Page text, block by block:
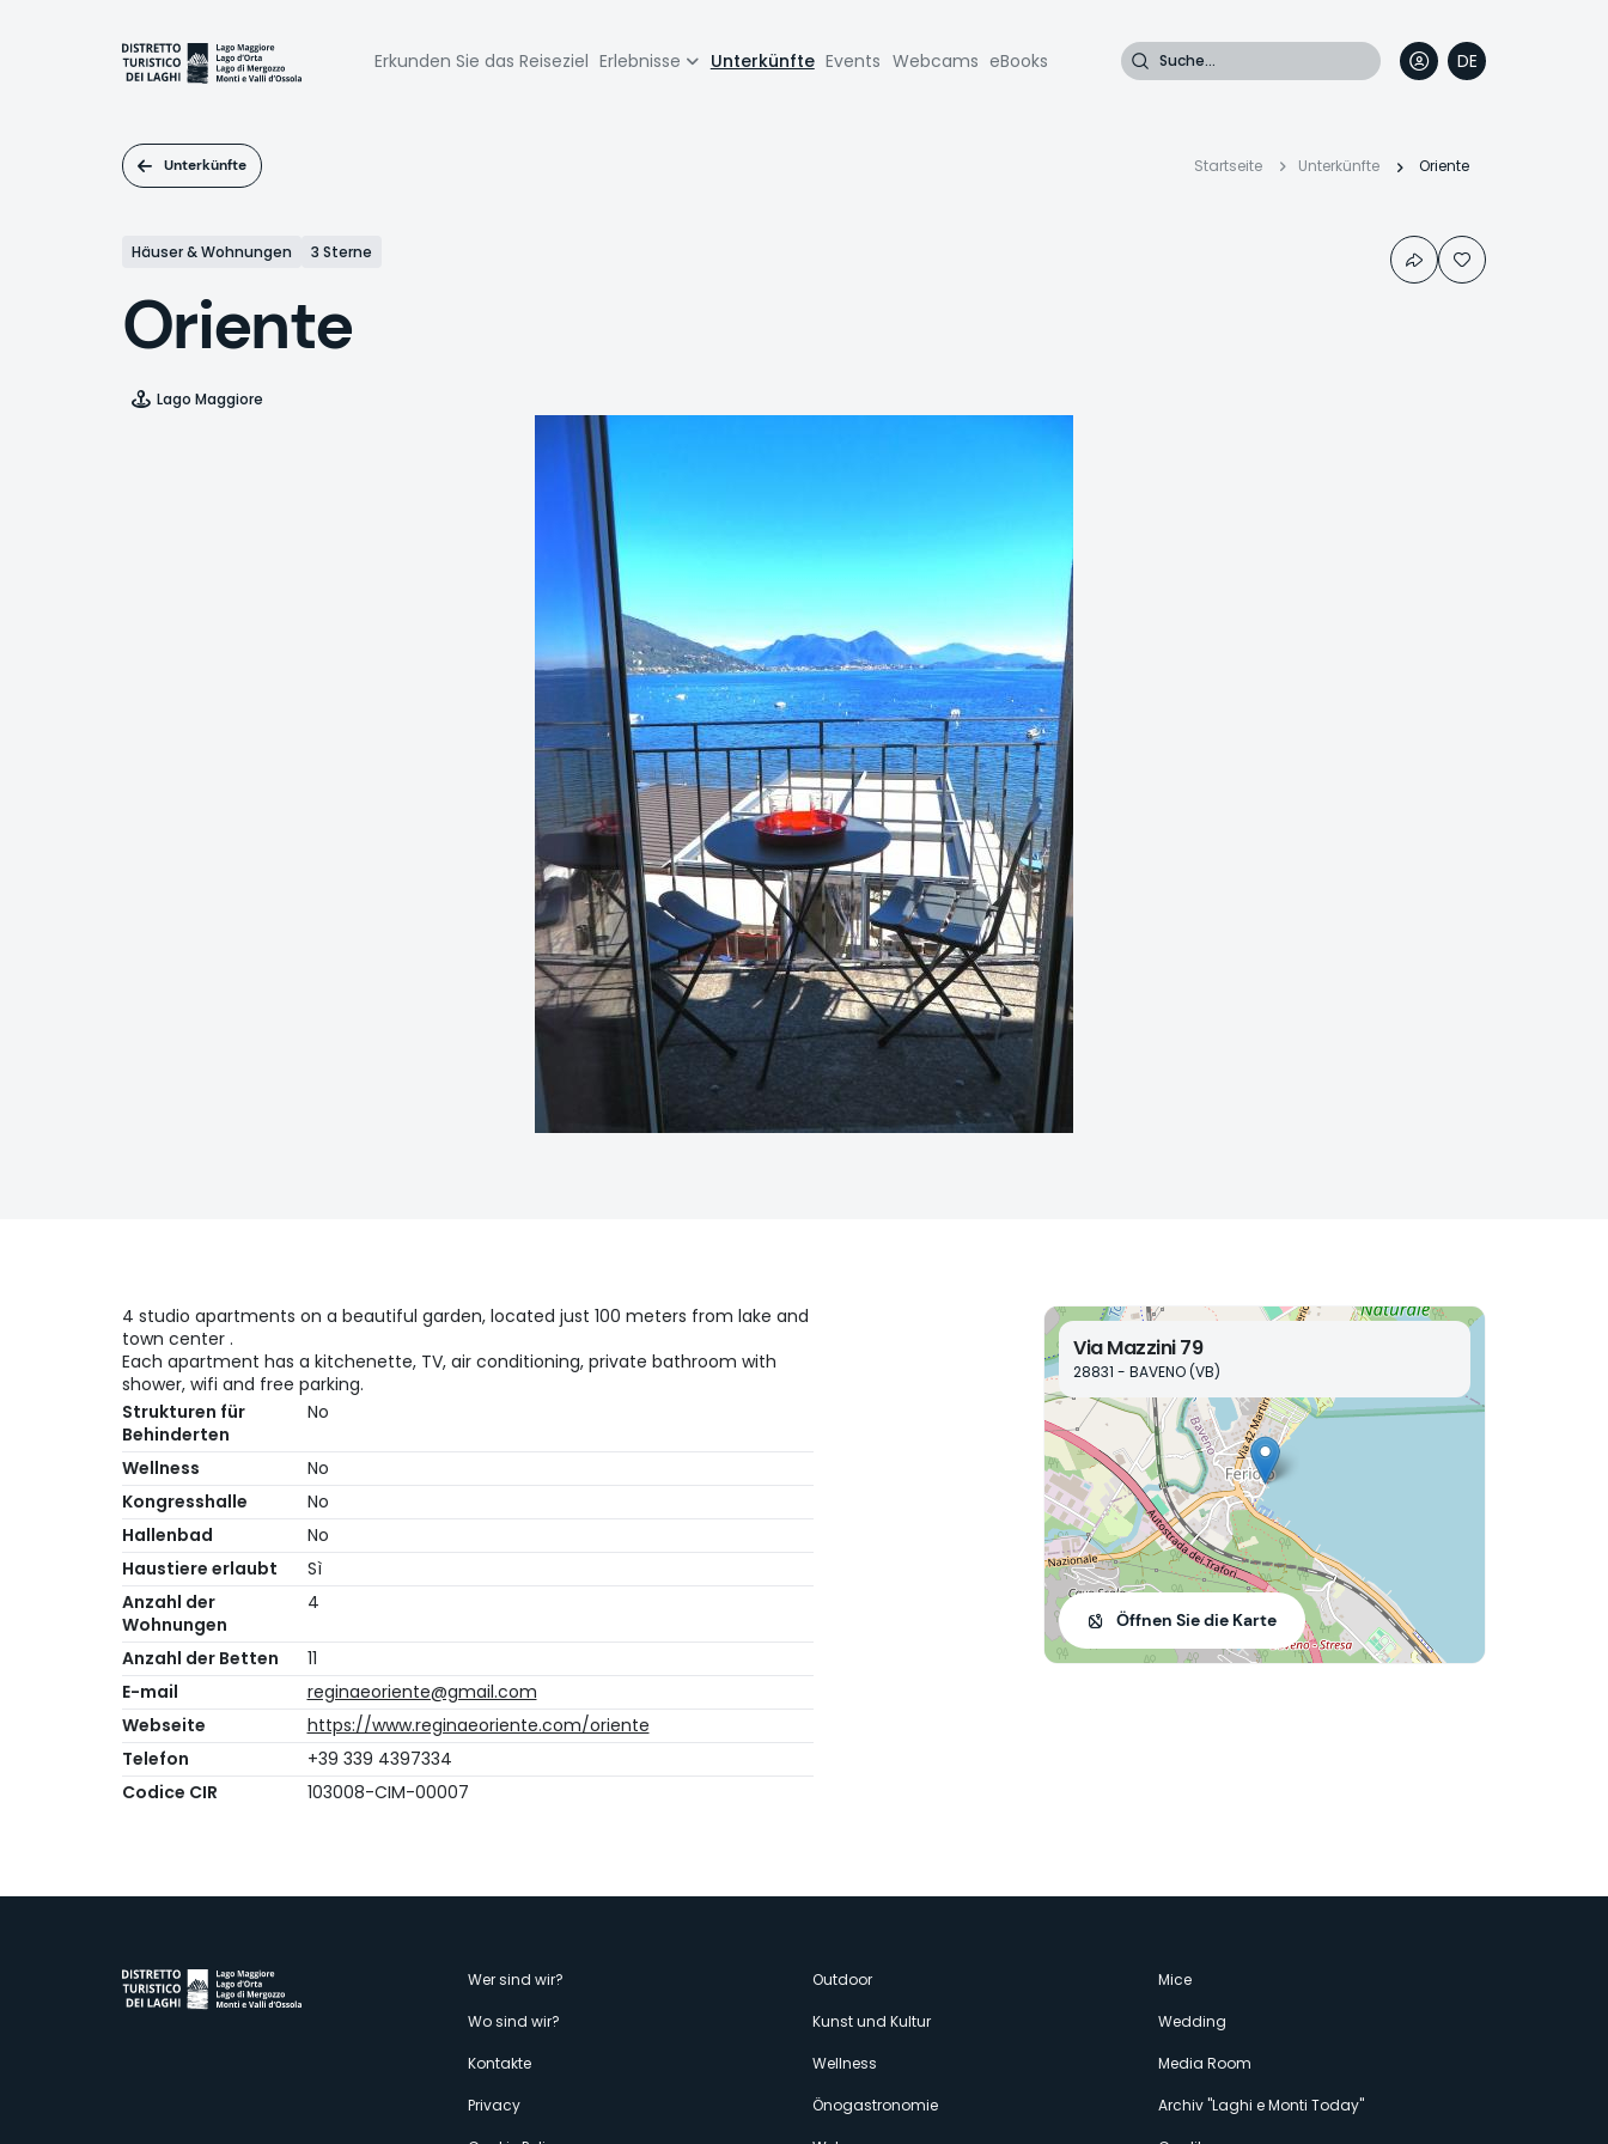
Navigazione
Erkunden Sie das Reiseziel Erlebnisse Unterkünfte Events Webcams eBooks Suche
DE
IT
EN
FR
Unterkünfte Startseite Unterkünfte Oriente
Häuser & Wohnungen 3 Sterne
Oriente
Lago Maggiore
4 studio apartments on a beautiful garden, located just 100 meters from lake and
town center .
Each apartment has a kitchenette, TV, air conditioning, private bathroom with
shower, wifi and free parking.
Strukturen für
Behinderten
No
Wellness
No
Kongresshalle
No
Hallenbad
No
Haustiere erlaubt
Sì
Anzahl der
Wohnungen
4
Anzahl der Betten
11
E-mail
reginaeoriente@gmail.com
Webseite
https://www.reginaeoriente.com/oriente
Telefon
+39 339 4397334
Codice CIR
103008-CIM-00007
Via Mazzini 79
28831 - BAVENO (VB)
Öffnen Sie die Karte
Menù
secondario
Wer sind wir?
Wo sind wir?
Kontakte
Privacy
Outdoor
Kunst und Kultur
Wellness
Önogastronomie
Mice
Wedding
Media Room
Archiv "Laghi e Monti Today"